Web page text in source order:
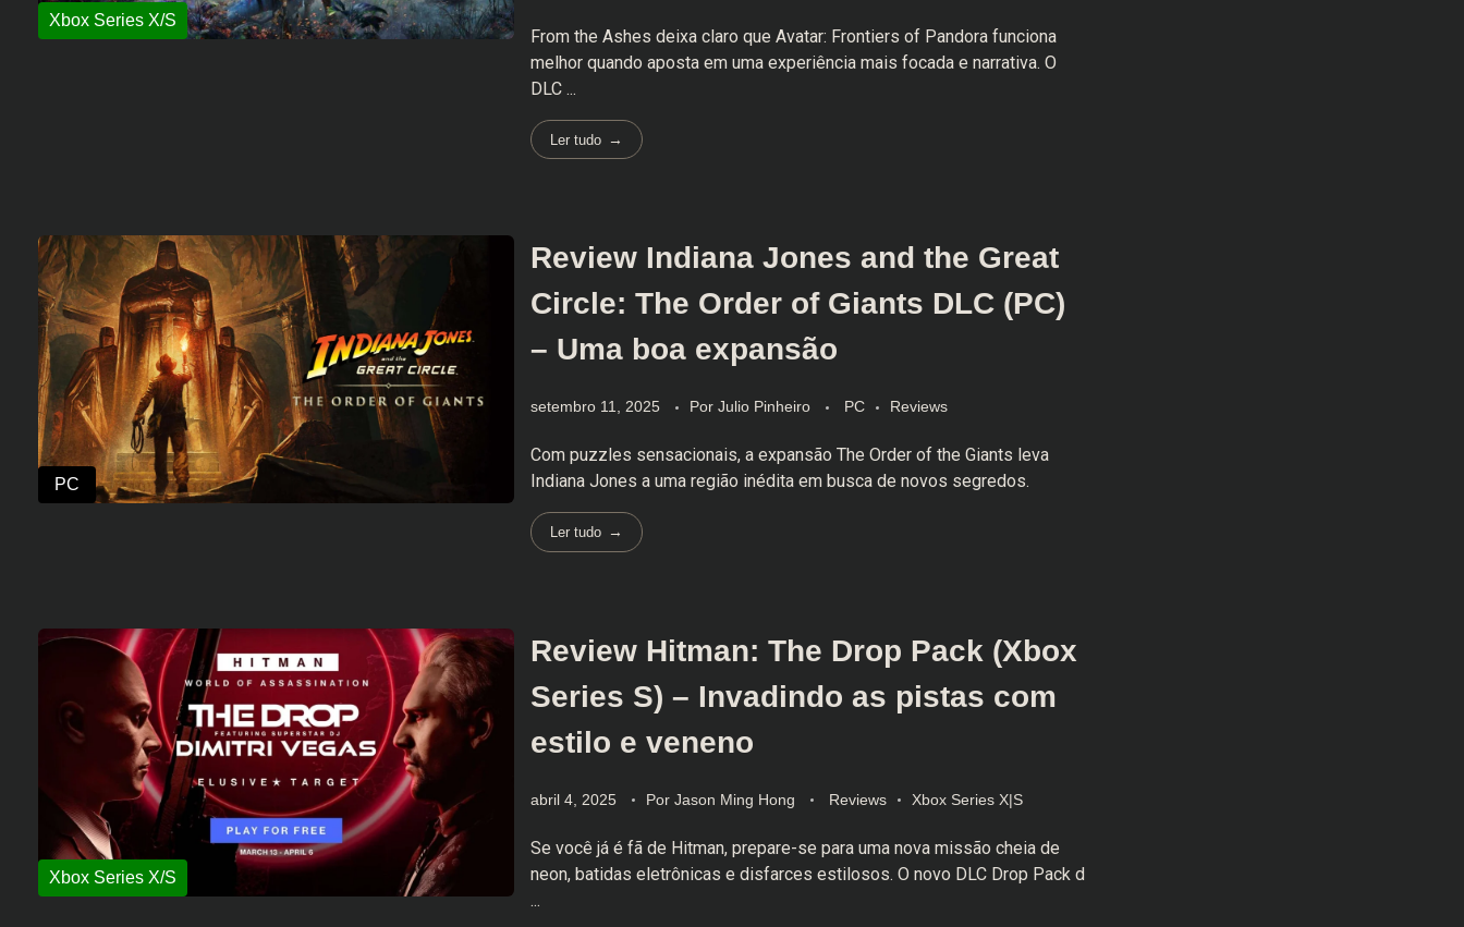
From the Ashes deixa claro que Avatar: Frontiers of Pandora funciona
melhor quando aposta em uma experiência mais focada e narrativa. O
DLC ...
Ler tudo
Review Indiana Jones and the Great
Circle: The Order of Giants DLC (PC)
– Uma boa expansão
setembro 11, 2025 Por Julio Pinheiro PC Reviews
Com puzzles sensacionais, a expansão The Order of the Giants leva
Indiana Jones a uma região inédita em busca de novos segredos.
Ler tudo
Review Hitman: The Drop Pack (Xbox
Series S) – Invadindo as pistas com
estilo e veneno
abril 4, 2025 Por Jason Ming Hong Reviews Xbox Series X|S
Se você já é fã de Hitman, prepare-se para uma nova missão cheia de
neon, batidas eletrônicas e disfarces estilosos. O novo DLC Drop Pack d
...